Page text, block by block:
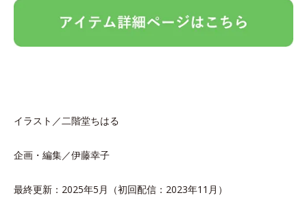
イラスト／二階堂ちはる
企画・編集／伊藤幸子
最終更新：2025年5月（初回配信：2023年11月）